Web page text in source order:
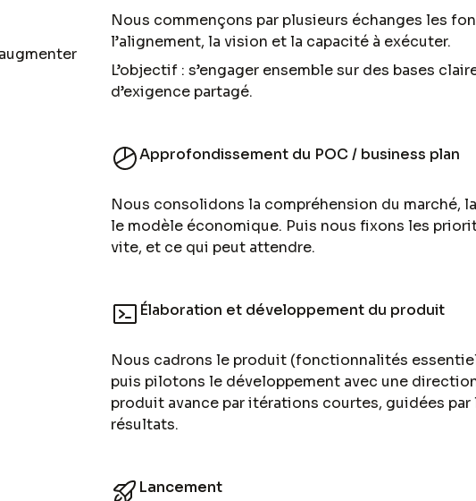
Nous commençons par plusieurs échanges les
l’alignement, la vision et la capacité à exécuter.
L’objectif : s’engager ensemble sur des bases
d’exigence partagé.
Approfondissement du POC / business plan
Nous consolidons la compréhension du marché,
le modèle économique. Puis nous fixons les
vite, et ce qui peut attendre.
Élaboration et développement du produit
Nous cadrons le produit (fonctionnalités
puis pilotons le développement avec une
produit avance par itérations courtes, guidées
résultats.
Lancement